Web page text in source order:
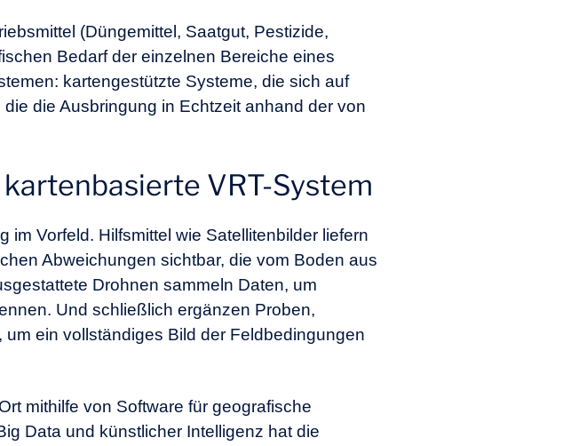
(Düngemittel, Saatgut, Pestizide,
Bedarf der einzelnen Bereiche eines
kartengestützte Systeme, die sich auf
die Ausbringung in Echtzeit anhand der von
VRT-System
Vorfeld. Hilfsmittel wie Satellitenbilder liefern
Abweichungen sichtbar, die vom Boden aus
Drohnen sammeln Daten, um
Und schließlich ergänzen Proben,
ein vollständiges Bild der Feldbedingungen
mithilfe von Software für geografische
Data und künstlicher Intelligenz hat die